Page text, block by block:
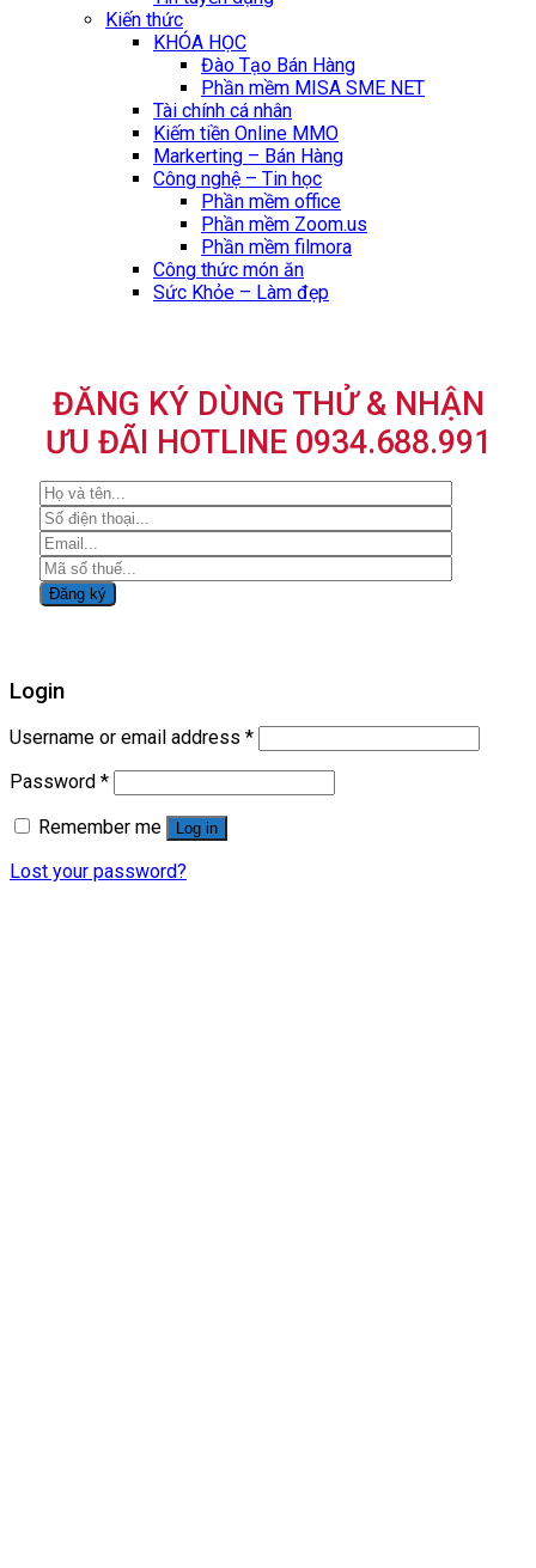
Kiến thức
KHÓA HỌC
Đào Tạo Bán Hàng
Phần mềm MISA SME NET
Tài chính cá nhân
Kiếm tiền Online MMO
Markerting – Bán Hàng
Công nghệ – Tin học
Phần mềm office
Phần mềm Zoom.us
Phần mềm filmora
Công thức món ăn
Sức Khỏe – Làm đẹp
ĐĂNG KÝ DÙNG THỬ & NHẬN
ƯU ĐÃI HOTLINE 0934.688.991
Login
Username or email address *
Password *
Remember me
Log in
Lost your password?